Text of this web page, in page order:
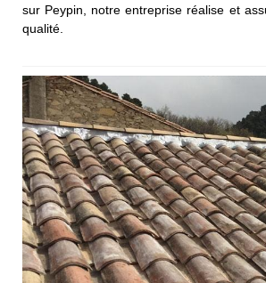
sur Peypin, notre entreprise réalise et
qualité.